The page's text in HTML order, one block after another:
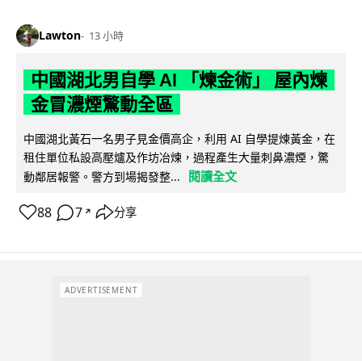
Lawton 13 小時
中國湖北男自學 AI 「煉金術」 屋內煉
金冒濃煙驚動全區
中國湖北黃石一名男子見金價高企，利用 AI 自學提煉黃金，在
租住單位私設高壓爐及作坊冶煉，過程產生大量刺鼻濃煙，驚
動鄰居報警。警方到場揭發整...
閱讀全文
88 7 ↗ 分享
ADVERTISEMENT